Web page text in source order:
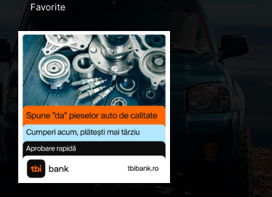
Favorite